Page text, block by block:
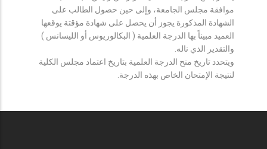
موافقة مجلس الجامعة، وإلى حين حصول الطالب على
الشهادة المذكورة يجوز أن يحصل على شهادة مؤقتة يوقعها
العميد مبيناً بها الدرجة العلمية ( البكالوريوس أو الليسانس )
والتقدير الذي ناله.
ويتحدد تاريخ منح الدرجة العلمية بتاريخ اعتماد مجلس الكلية
لنتيجة الإمتحان الخاص بهذه الدرجة.